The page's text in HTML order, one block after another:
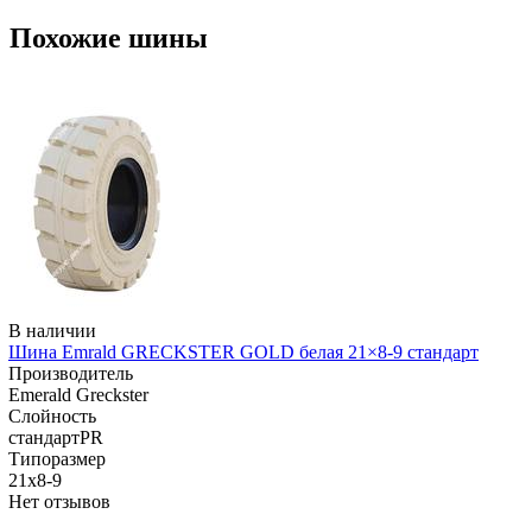
Похожие шины
В наличии
Шина Emrald GRECKSTER GOLD белая 21×8-9 стандарт
Производитель
Emerald Greckster
Слойность
стандартPR
Типоразмер
21x8-9
Нет отзывов